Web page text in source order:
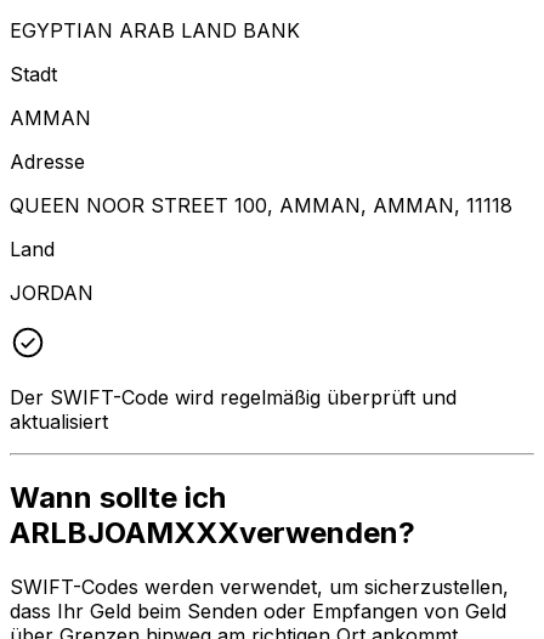
EGYPTIAN ARAB LAND BANK
Stadt
AMMAN
Adresse
QUEEN NOOR STREET 100, AMMAN, AMMAN, 11118
Land
JORDAN
Der SWIFT-Code wird regelmäßig überprüft und
aktualisiert
Wann sollte ich
ARLBJOAMXXXverwenden?
SWIFT-Codes werden verwendet, um sicherzustellen,
dass Ihr Geld beim Senden oder Empfangen von Geld